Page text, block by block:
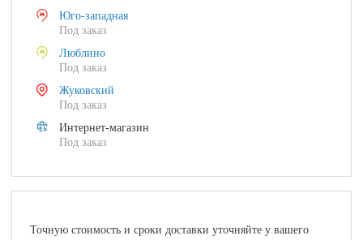
Юго-западная
Под заказ
Люблино
Под заказ
Жуковский
Под заказ
Интернет-магазин
Под заказ
Точную стоимость и сроки доставки уточняйте у вашего